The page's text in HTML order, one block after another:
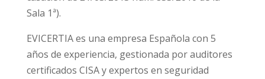
Sala 1ª).
EVICERTIA es una empresa Española con 5
años de experiencia, gestionada por auditores
certificados CISA y expertos en seguridad